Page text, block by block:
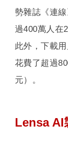
勢雜誌《連
過400萬人在
此外，下載
花費了超過
元）。
Lensa AI